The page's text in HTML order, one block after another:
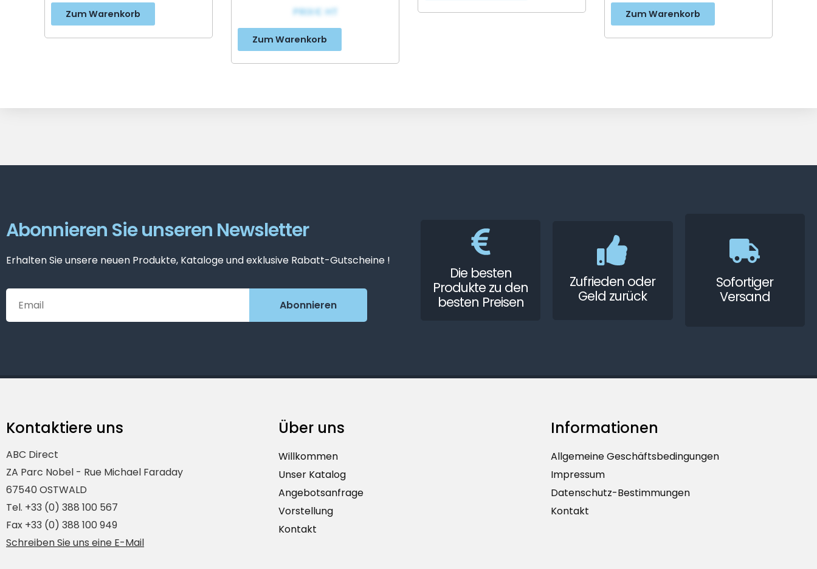
Zum Warenkorb PRIX€ HT
Zum Warenkorb
Zum Warenkorb
Abonnieren Sie unseren Newsletter
Erhalten Sie unsere neuen Produkte, Kataloge und exklusive Rabatt-Gutscheine !
Die besten
Produkte zu den
besten Preisen
Zufrieden oder
Geld zurück
Sofortiger
Versand
Kontaktiere uns
ABC Direct
ZA Parc Nobel - Rue Michael Faraday
67540 OSTWALD
Tel. +33 (0) 388 100 567
Fax +33 (0) 388 100 949
Schreiben Sie uns eine E-Mail
Über uns
Willkommen
Unser Katalog
Angebotsanfrage
Vorstellung
Kontakt
Informationen
Allgemeine Geschäftsbedingungen
Impressum
Datenschutz-Bestimmungen
Kontakt